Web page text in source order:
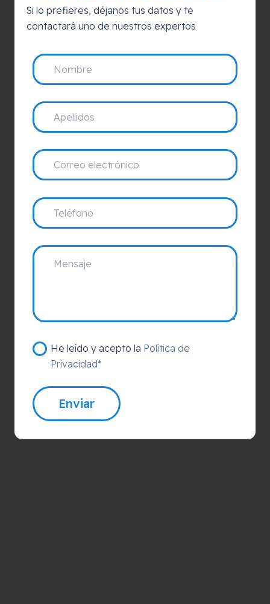
Si lo prefieres, déjanos tus datos y te
contactará uno de nuestros expertos
He leído y acepto la Política de
Privacidad*